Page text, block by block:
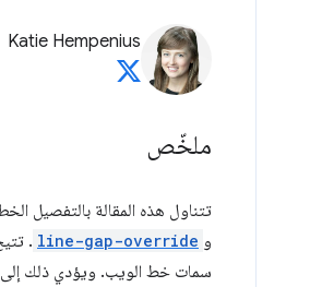
Katie Hempenius
ملخّص
تتناول هذه المقالة بالتفصيل
و line-gap-override
.
سمات خط الويب. ويؤدي ذلك إلى